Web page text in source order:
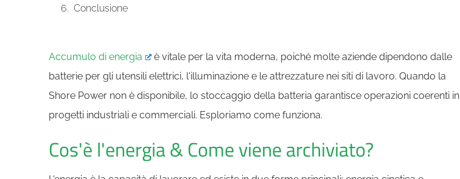
Conclusione
Accumulo di energia
è vitale per la vita moderna, poiché molte aziende dipendono dalle
batterie per gli utensili elettrici, l'illuminazione e le attrezzature nei siti di lavoro. Quando la
Shore Power non è disponibile, lo stoccaggio della batteria garantisce operazioni coerenti in
progetti industriali e commerciali. Esploriamo come funziona.
Cos'è l'energia & Come viene archiviato?